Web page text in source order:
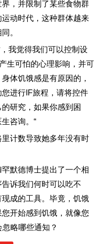
，并限制了某些食物群
动时代，这种群体越来
。
我觉得我们可以控制设
生可怕的心理影响，并可
体饥饿感是有原因的，
进行IF旅程，请将控件
研究，如果你感到困
咨询。“
计数导致她多年没有时
默德博士提出了一个相
诉我们何时可以吃不
成的工具。毕竟，饥饿
开始感到饥饿，就像您
略哪些通知？